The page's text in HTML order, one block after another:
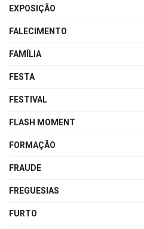
EXPOSIÇÃO
FALECIMENTO
FAMÍLIA
FESTA
FESTIVAL
FLASH MOMENT
FORMAÇÃO
FRAUDE
FREGUESIAS
FURTO